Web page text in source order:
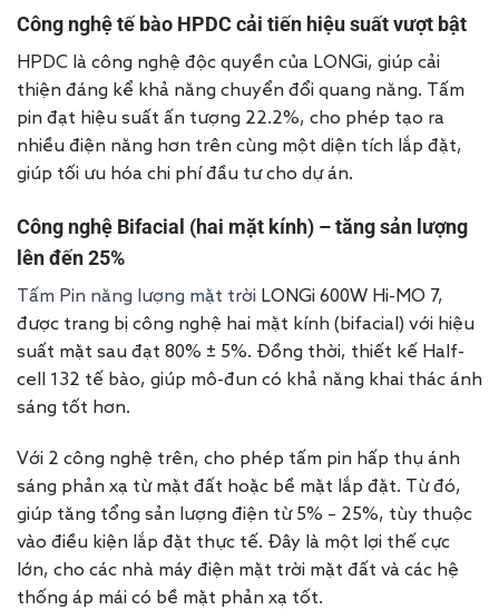
Công nghệ tế bào HPDC cải tiến hiệu suất vượt bật
HPDC là công nghệ độc quyền của LONGi, giúp cải
thiện đáng kể khả năng chuyển đổi quang năng. Tấm
pin đạt hiệu suất ấn tượng 22.2%, cho phép tạo ra
nhiều điện năng hơn trên cùng một diện tích lắp đặt,
giúp tối ưu hóa chi phí đầu tư cho dự án.
Công nghệ Bifacial (hai mặt kính) – tăng sản lượng
lên đến 25%
Tấm Pin năng lượng mặt trời LONGi 600W Hi-MO 7,
được trang bị công nghệ hai mặt kính (bifacial) với hiệu
suất mặt sau đạt 80% ± 5%. Đồng thời, thiết kế Half-
cell 132 tế bào, giúp mô-đun có khả năng khai thác ánh
sáng tốt hơn.
Với 2 công nghệ trên, cho phép tấm pin hấp thụ ánh
sáng phản xạ từ mặt đất hoặc bề mặt lắp đặt. Từ đó,
giúp tăng tổng sản lượng điện từ 5% – 25%, tùy thuộc
vào điều kiện lắp đặt thực tế. Đây là một lợi thế cực
lớn, cho các nhà máy điện mặt trời mặt đất và các hệ
thống áp mái có bề mặt phản xạ tốt.